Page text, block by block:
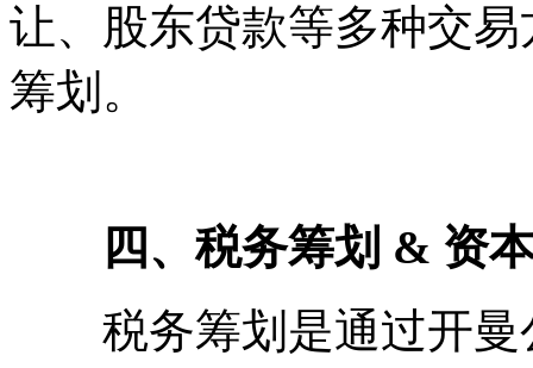
让、股东贷款等多种交
筹划。
四、税务筹划 & 资
税务筹划是通过开曼